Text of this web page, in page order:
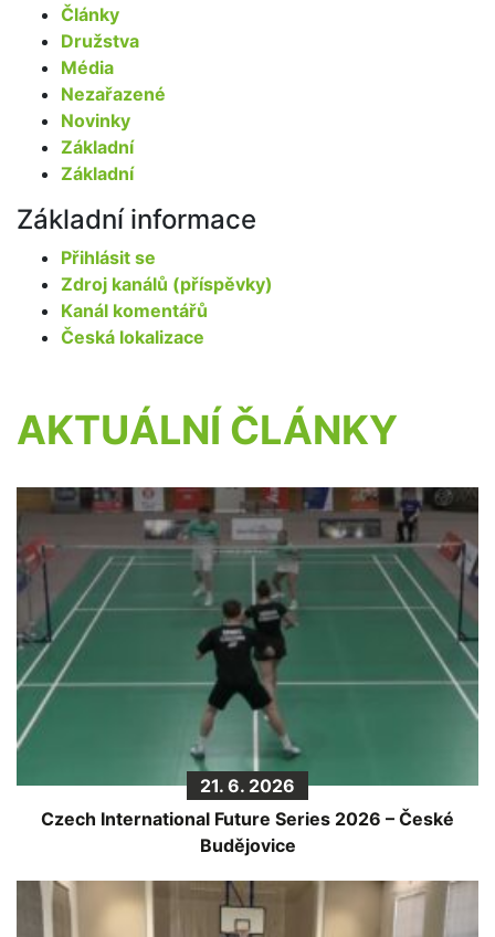
Články
Družstva
Média
Nezařazené
Novinky
Základní
Základní
Základní informace
Přihlásit se
Zdroj kanálů (příspěvky)
Kanál komentářů
Česká lokalizace
AKTUÁLNÍ ČLÁNKY
21. 6. 2026
Czech International Future Series 2026 – České
Budějovice